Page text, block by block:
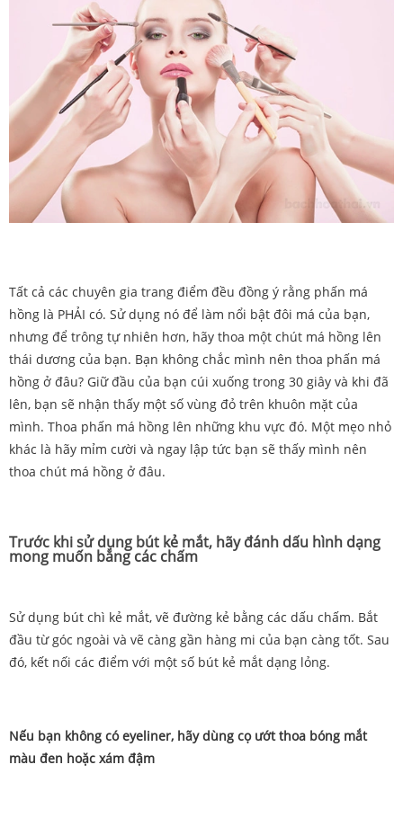
Tất cả các chuyên gia trang điểm đều đồng ý rằng phấn má
hồng là PHẢI có. Sử dụng nó để làm nổi bật đôi má của bạn,
nhưng để trông tự nhiên hơn, hãy thoa một chút má hồng lên
thái dương của bạn. Bạn không chắc mình nên thoa phấn má
hồng ở đâu? Giữ đầu của bạn cúi xuống trong 30 giây và khi đã
lên, bạn sẽ nhận thấy một số vùng đỏ trên khuôn mặt của
mình. Thoa phấn má hồng lên những khu vực đó. Một mẹo nhỏ
khác là hãy mỉm cười và ngay lập tức bạn sẽ thấy mình nên
thoa chút má hồng ở đâu.
Trước khi sử dụng bút kẻ mắt, hãy đánh dấu hình dạng
mong muốn bằng các chấm
Sử dụng bút chì kẻ mắt, vẽ đường kẻ bằng các dấu chấm. Bắt
đầu từ góc ngoài và vẽ càng gần hàng mi của bạn càng tốt. Sau
đó, kết nối các điểm với một số bút kẻ mắt dạng lỏng.
Nếu bạn không có eyeliner, hãy dùng cọ ướt thoa bóng mắt
màu đen hoặc xám đậm